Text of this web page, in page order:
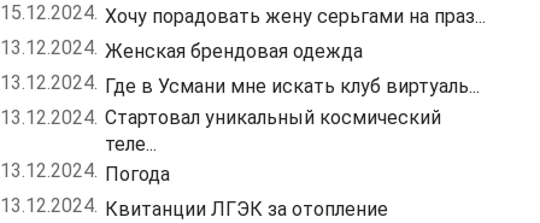
15.12.2024. Хочу порадовать жену серьгами на праз...
13.12.2024. Женская брендовая одежда
13.12.2024. Где в Усмани мне искать клуб виртуаль...
13.12.2024. Стартовал уникальный космический
теле...
13.12.2024. Погода
13.12.2024. Квитанции ЛГЭК за отопление